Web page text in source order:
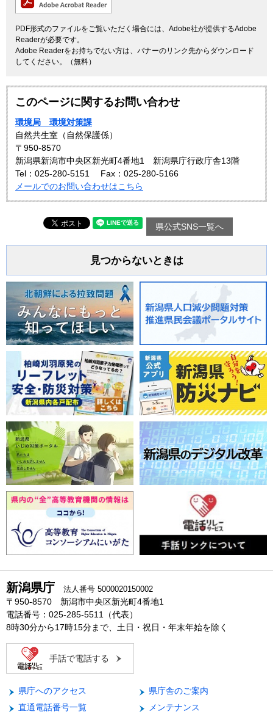
PDF形式のファイルをご覧いただく場合には、Adobe社が提供するAdobe
Readerが必要です。
Adobe Readerをお持ちでない方は、バナーのリンク先からダウンロード
してください。（無料）
このページに関するお問い合わせ
環境局 環境対策課
自然共生室（自然保護係）
〒950-8570
新潟県新潟市中央区新光町4番地1 新潟県庁行政庁舎13階
Tel：025-280-5151
Fax：025-280-5166
メールでのお問い合わせはこちら
県公式SNS一覧へ
見つからないときは
新潟県庁 法人番号 5000020150002
〒950-8570 新潟市中央区新光町4番地1
電話番号：025-285-5511（代表）
8時30分から17時15分まで、土日・祝日・年末年始を除く
手話で電話する
県庁へのアクセス
県庁舎のご案内
直通電話番号一覧
メンテナンス